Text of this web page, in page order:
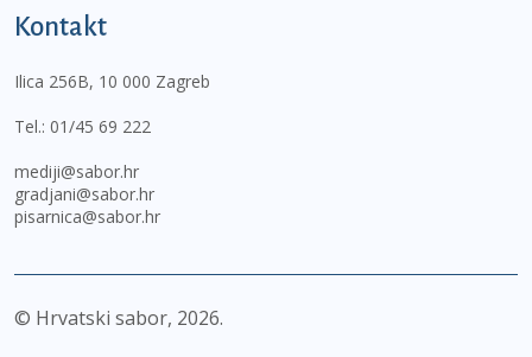
Kontakt
Ilica 256B, 10 000 Zagreb
Tel.: 01/45 69 222
mediji@sabor.hr
gradjani@sabor.hr
pisarnica@sabor.hr
© Hrvatski sabor, 2026